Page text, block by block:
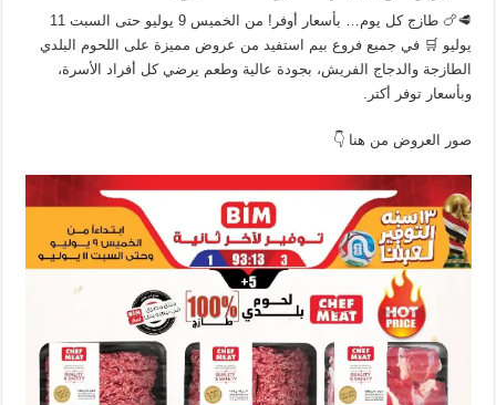
🥩🍗 طازج كل يوم… بأسعار أوفر! من الخميس 9 يوليو حتى السبت 11
يوليو 🛒 في جميع فروع بيم استفيد من عروض مميزة على اللحوم البلدي
الطازجة والدجاج الفريش، بجودة عالية وطعم يرضي كل أفراد الأسرة،
وبأسعار توفر أكتر.
صور العروض من هنا 👇